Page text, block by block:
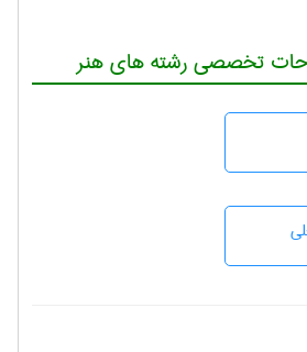
تخصصی رشته های هنر